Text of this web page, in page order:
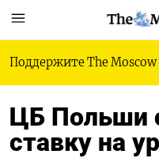
Поддержите The Moscow
ЦБ Польши
ставку на